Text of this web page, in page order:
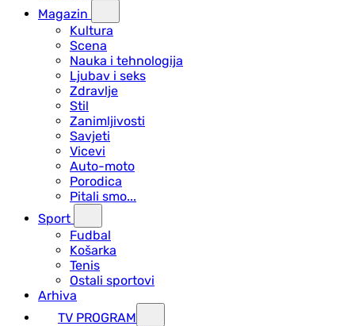
Magazin
Kultura
Scena
Nauka i tehnologija
Ljubav i seks
Zdravlje
Stil
Zanimljivosti
Savjeti
Vicevi
Auto-moto
Porodica
Pitali smo...
Sport
Fudbal
Košarka
Tenis
Ostali sportovi
Arhiva
TV PROGRAM